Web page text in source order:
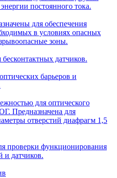
постоянного тока.
для обеспечения
в условиях опасных
зоны.
датчиков.
барьеров и
для оптического
Предназначена для
отверстий диафрагм 1,5
проверки функционирования
и датчиков.